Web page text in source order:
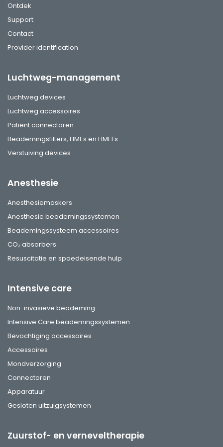
Ontdek
Support
Contact
Provider identification
Luchtweg-management
Luchtweg devices
Luchtweg accessoires
Patiënt connectoren
Beademingsfilters, HMEs en HMEFs
Verstuiving devices
Anesthesie
Anesthesiemaskers
Anesthesie beademingssystemen
Beademingssysteem accessoires
CO₂ absorbers
Resuscitatie en spoedeisende hulp
Intensive care
Non-invasieve beademing
Intensive Care beademingssystemen
Bevochtiging accessoires
Accessoires
Mondverzorging
Connectoren
Apparatuur
Gesloten uitzuigsystemen
Zuurstof- en verneveltherapie